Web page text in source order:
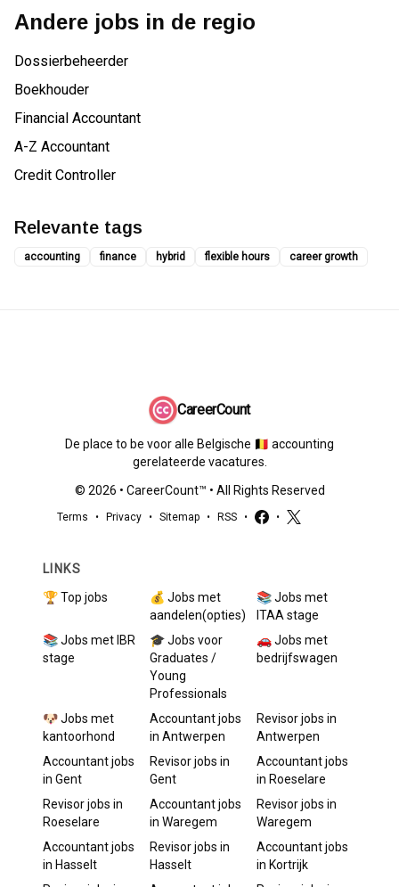
Andere jobs in de regio
Dossierbeheerder
Boekhouder
Financial Accountant
A-Z Accountant
Credit Controller
Relevante tags
accounting finance hybrid flexible hours career growth
CareerCount
De place to be voor alle Belgische 🇧🇪 accounting
gerelateerde vacatures.
© 2026 • CareerCount™ • All Rights Reserved
Terms • Privacy • Sitemap • RSS • •
LINKS
🏆 Top jobs
💰 Jobs met
aandelen(opties)
📚 Jobs met
ITAA stage
📚 Jobs met IBR
stage
🎓 Jobs voor
Graduates /
Young
Professionals
🚗 Jobs met
bedrijfswagen
🐶 Jobs met
kantoorhond
Accountantjobs
in Antwerpen
Revisorjobs in
Antwerpen
Accountantjobs
in Gent
Revisorjobs in
Gent
Accountantjobs
in Roeselare
Revisorjobs in
Roeselare
Accountantjobs
in Waregem
Revisorjobs in
Waregem
Accountantjobs
in Hasselt
Revisorjobs in
Hasselt
Accountantjobs
in Kortrijk